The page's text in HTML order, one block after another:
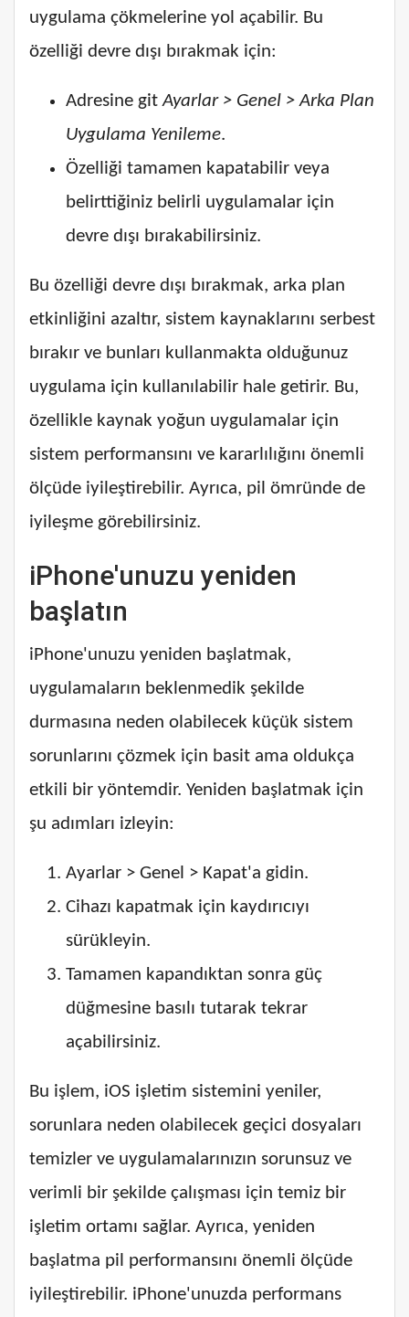
uygulama çökmelerine yol açabilir. Bu
özelliği devre dışı bırakmak için:
Adresine gitAyarlar > Genel > Arka Plan
Uygulama Yenileme.
Özelliği tamamen kapatabilir veya
belirttiğiniz belirli uygulamalar için
devre dışı bırakabilirsiniz.
Bu özelliği devre dışı bırakmak, arka plan
etkinliğini azaltır, sistem kaynaklarını serbest
bırakır ve bunları kullanmakta olduğunuz
uygulama için kullanılabilir hale getirir. Bu,
özellikle kaynak yoğun uygulamalar için
sistem performansını ve kararlılığını önemli
ölçüde iyileştirebilir. Ayrıca, pil ömründe de
iyileşme görebilirsiniz.
iPhone'unuzu yeniden
başlatın
iPhone'unuzu yeniden başlatmak,
uygulamaların beklenmedik şekilde
durmasına neden olabilecek küçük sistem
sorunlarını çözmek için basit ama oldukça
etkili bir yöntemdir. Yeniden başlatmak için
şu adımları izleyin:
Ayarlar > Genel > Kapat'a gidin.
Cihazı kapatmak için kaydırıcıyı
sürükleyin.
Tamamen kapandıktan sonra güç
düğmesine basılı tutarak tekrar
açabilirsiniz.
Bu işlem, iOS işletim sistemini yeniler,
sorunlara neden olabilecek geçici dosyaları
temizler ve uygulamalarınızın sorunsuz ve
verimli bir şekilde çalışması için temiz bir
işletim ortamı sağlar. Ayrıca, yeniden
başlatma pil performansını önemli ölçüde
iyileştirebilir. iPhone'unuzda performans